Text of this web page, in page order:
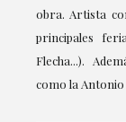
obra. Artista
principales
Flecha...).
como la Antonio